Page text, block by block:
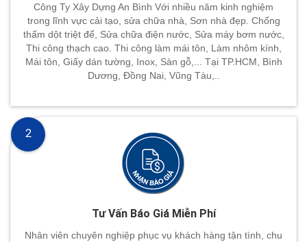
Công Ty Xây Dựng An Bình Với nhiều năm kinh nghiệm
trong lĩnh vực cải tạo, sửa chữa nhà, Sơn nhà đẹp. Chống
thấm dột triệt để, Sửa chữa điện nước, Sửa máy bơm nước,
Thi công thạch cao. Thi công làm mái tôn, Làm nhôm kính,
Mái tôn, Giấy dán tường, Inox, Sàn gỗ,... Tại TP.HCM, Bình
Dương, Đồng Nai, Vũng Tàu,..
Tư Vấn Báo Giá Miễn Phí
Nhân viên chuyên nghiệp phục vụ khách hàng tận tình, chu
2